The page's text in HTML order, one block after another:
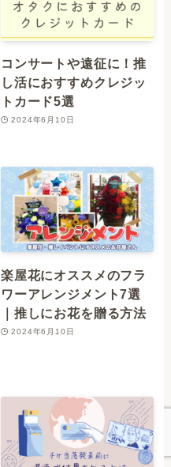
コンサートや遠征に！推
し活におすすめクレジッ
トカード5選
2024年6月10日
楽屋花にオススメのフラ
ワーアレンジメント7選
｜推しにお花を贈る方法
2024年6月10日